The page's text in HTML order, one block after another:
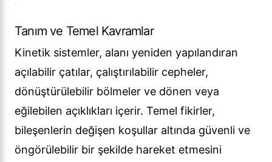
Tanım ve Temel Kavramlar
Kinetik sistemler, alanı yeniden yapılandıran
açılabilir çatılar, çalıştırılabilir cepheler,
dönüştürülebilir bölmeler ve dönen veya
eğilebilen açıklıkları içerir. Temel fikirler,
bileşenlerin değişen koşullar altında güvenli ve
öngörülebilir bir şekilde hareket etmesini